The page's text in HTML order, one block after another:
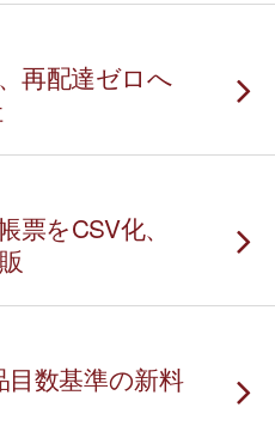
再配達ゼロへ
をCSV化、
目数基準の新料